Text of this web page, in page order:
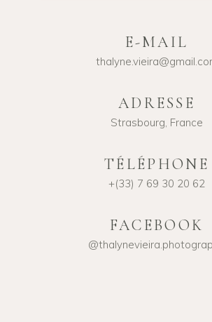
E-MAIL
ADRESSE
Strasbourg, France
TÉLÉPHONE
+(33) 7 69 30 20 62
FACEBOOK